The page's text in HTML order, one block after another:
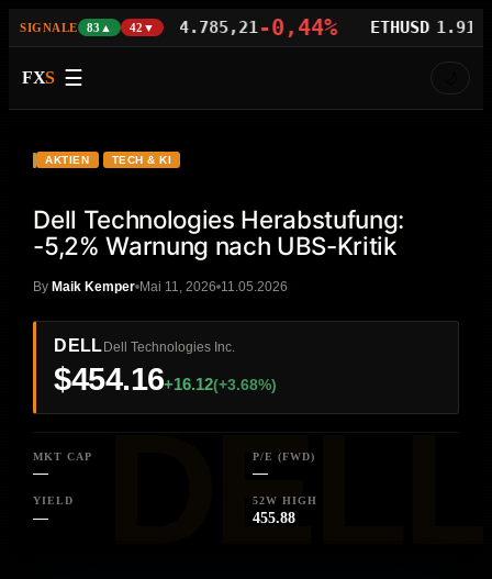
SIGNALE 83▲ 42▼
BTCUSD 64.785,21-0,44% ETHUSD 1.914,61
FXS ☰
DELL
AKTIEN TECH & KI
Dell Technologies Herabstufung:
-5,2% Warnung nach UBS-Kritik
ByMaik Kemper Mai 11, 2026 11.05.2026
DELL Dell Technologies Inc.
$454.16+16.12(+3.68%)
MKT CAP
—
P/E (FWD)
—
YIELD
—
52W HIGH
455.88